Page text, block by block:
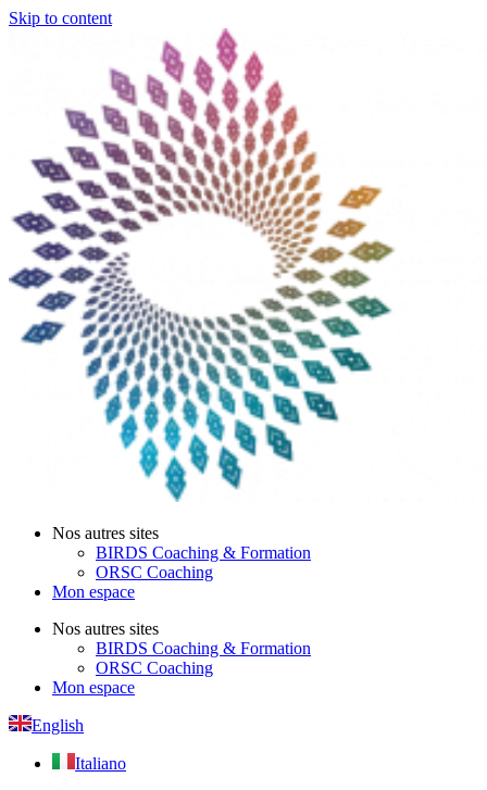
Skip to content
Nos autres sites
BIRDS Coaching & Formation
ORSC Coaching
Mon espace
Nos autres sites
BIRDS Coaching & Formation
ORSC Coaching
Mon espace
English
Italiano